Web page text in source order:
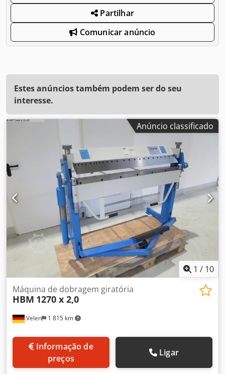
Partilhar
Comunicar anúncio
Estes anúncios também podem ser do seu
interesse.
Anúncio classificado
1 / 10
Velen 1 815 km
Máquina de dobragem giratória
HBM 1270 x 2,0
preços
Ligar